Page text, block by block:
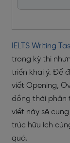
IELTS Writing
trong kỳ thi
triển khai ý. Để
viết Opening,
đồng thời phân
viết này sẽ
trúc hữu ích
quả.